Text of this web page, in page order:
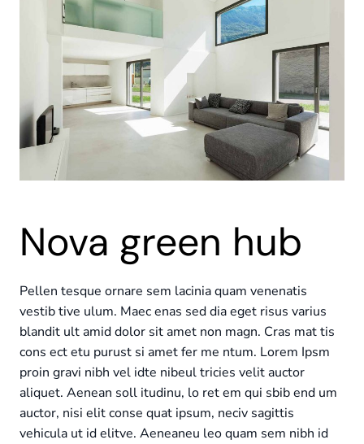
Nova green hub
Pellen tesque ornare sem lacinia quam venenatis
vestib tive ulum. Maec enas sed dia eget risus varius
blandit ult amid dolor sit amet non magn. Cras mat tis
cons ect etu purust si amet fer me ntum. Lorem Ipsm
proin gravi nibh vel idte nibeul tricies velit auctor
aliquet. Aenean soll itudinu, lo ret em qui sbib end um
auctor, nisi elit conse quat ipsum, neciv sagittis
vehicula ut id elitve. Aeneaneu leo quam sem nibh id